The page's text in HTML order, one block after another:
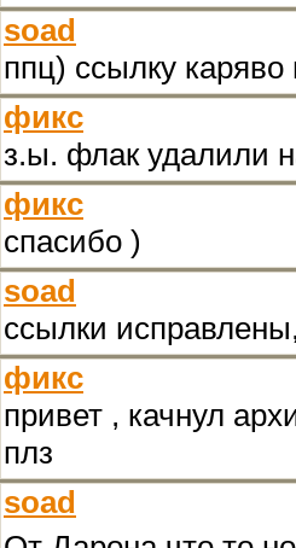
soad
ппц) ссылку
фикс
з.ы. флак удалили
фикс
спасибо )
soad
ссылки
фикс
привет , качнул
плз
soad